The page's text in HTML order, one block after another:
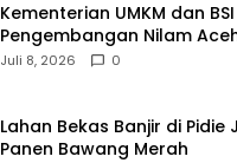
Kementerian UMKM dan
Pengembangan Nilam
Razma Agro Jayana
Juli 8, 2026 0
Lahan Bekas Banjir di Pidie
Panen Bawang Merah